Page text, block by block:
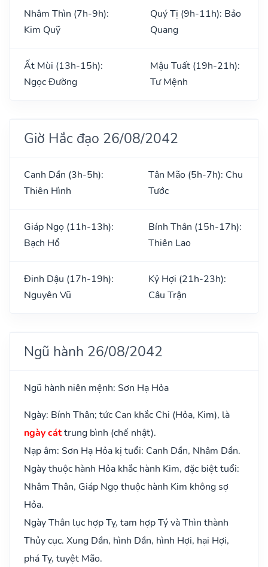
Nhâm Thìn (7h-9h):
Kim Quỹ
Quý Tị (9h-11h): Bảo
Quang
Ất Mùi (13h-15h):
Ngọc Đường
Mậu Tuất (19h-21h):
Tư Mệnh
Giờ Hắc đạo 26/08/2042
Canh Dần (3h-5h):
Thiên Hình
Tân Mão (5h-7h): Chu
Tước
Giáp Ngọ (11h-13h):
Bạch Hổ
Bính Thân (15h-17h):
Thiên Lao
Đinh Dậu (17h-19h):
Nguyên Vũ
Kỷ Hợi (21h-23h):
Câu Trận
Ngũ hành 26/08/2042
Ngũ hành niên mệnh: Sơn Hạ Hỏa
Ngày: Bính Thân; tức Can khắc Chi (Hỏa, Kim), là
ngày cáttrung bình (chế nhật).
Nạp âm: Sơn Hạ Hỏa kị tuổi: Canh Dần, Nhâm Dần.
Ngày thuộc hành Hỏa khắc hành Kim, đặc biệt tuổi:
Nhâm Thân, Giáp Ngọ thuộc hành Kim không sợ
Hỏa.
Ngày Thân lục hợp Tỵ, tam hợp Tý và Thìn thành
Thủy cục. Xung Dần, hình Dần, hình Hợi, hại Hợi,
phá Tỵ, tuyệt Mão.